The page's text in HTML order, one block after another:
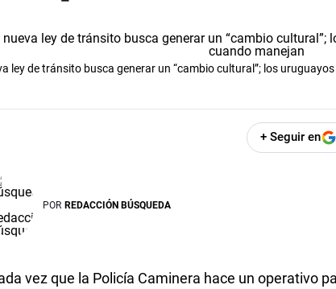
ley de tránsito busca generar un “cambio cultural”; los
+ Seguir en
POR REDACCIÓN BÚSQUEDA
vez que la Policía Caminera hace un operativo